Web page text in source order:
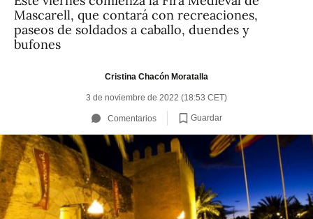
Mascarell, que contará con recreaciones,
paseos de soldados a caballo, duendes y
bufones
Cristina Chacón Moratalla
3 de noviembre de 2022 (18:53 CET)
Comentarios Guardar